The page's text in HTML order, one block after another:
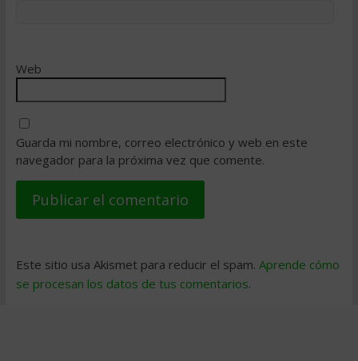
Web
Guarda mi nombre, correo electrónico y web en este
navegador para la próxima vez que comente.
Este sitio usa Akismet para reducir el spam. Aprende cómo
se procesan los datos de tus comentarios.